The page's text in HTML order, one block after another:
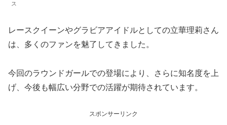
ス
レースクイーンやグラビアアイドルとしての立華理莉さん
は、多くのファンを魅了してきました。
今回のラウンドガールでの登場により、さらに知名度を上
げ、今後も幅広い分野での活躍が期待されています。
スポンサーリンク